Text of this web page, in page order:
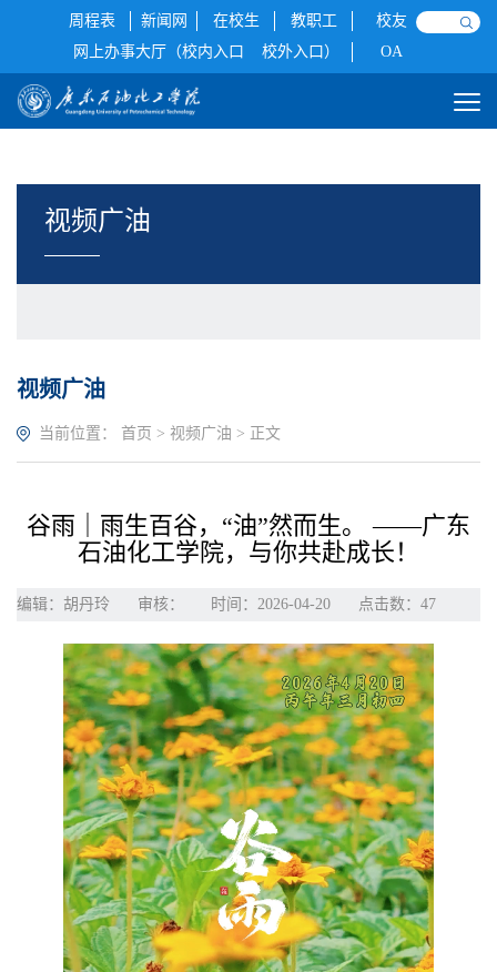
周程表 新闻网 在校生 教职工
校友
网上办事大厅（校内入口
校外入口） OA
视频广油
视频广油
当前位置： 首页 > 视频广油 > 正文
谷雨｜雨生百谷，“油”然而生。 ——广东
石油化工学院，与你共赴成长！
编辑：胡丹玲 审核： 时间：2026-04-20 点击数： 47